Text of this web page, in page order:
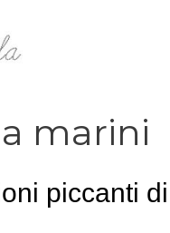
marini
piccanti